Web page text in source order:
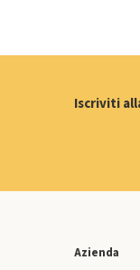
Iscriviti
Azienda